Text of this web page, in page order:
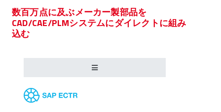
数百万点に及ぶメーカー製部品を
CAD/CAE/PLMシステムにダイレクトに組み
込む